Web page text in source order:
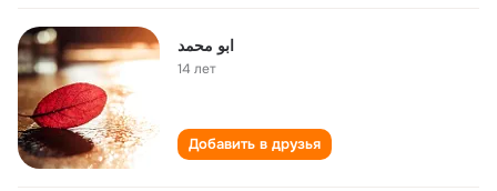
ابو محمد
14 лет
Добавить в друзья